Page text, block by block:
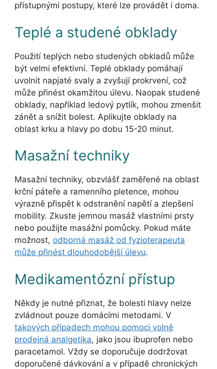
přístupnými postupy, které lze provádět i doma.
Teplé a studené obklady
Použití teplých nebo studených obkladů může
být velmi efektivní. Teplé obklady pomáhají
uvolnit napjaté svaly a zvyšují prokrvení, což
může přinést okamžitou úlevu. Naopak studené
obklady, například ledový pytlík, mohou zmenšit
zánět a snížit bolest. Aplikujte obklady na
oblast krku a hlavy po dobu 15-20 minut.
Masažní techniky
Masažní techniky, obzvlášť zaměřené na oblast
krční páteře a ramenního pletence, mohou
výrazně přispět k odstranění napětí a zlepšení
mobility. Zkuste jemnou masáž vlastními prsty
nebo použijte masážní pomůcky. Pokud máte
možnost, odborná masáž od fyzioterapeuta
může přinést dlouhodobější úlevu.
Medikamentózní přístup
Někdy je nutné přiznat, že bolesti hlavy nelze
zvládnout pouze domácími metodami. V
takových případech mohou pomoci volně
prodejná analgetika, jako jsou ibuprofen nebo
paracetamol. Vždy se doporučuje dodržovat
doporučené dávkování a v případě chronických